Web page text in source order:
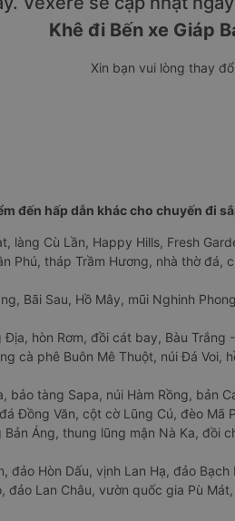
Khê đi Bến xe Giáp
Xin bạn vui lòng thay
đến hấp dẫn khác cho chuyến đi
làng Cù Lần, Happy Hills, Fresh
Phú, tháp Trầm Hương, nhà thờ đá,
Bãi Sau, Hồ Mây, mũi Nghinh
Địa, hòn Rơm, đồi cát bay, Bàu Trắng
cà phê Buôn Mê Thuột, núi Đá Voi,
bảo tàng Sapa, núi Hàm Rồng, bản
Đồng Văn, cột cờ Lũng Cú, đèo Mã
Bản Áng, thung lũng mận Nà Ka, đồi
đảo Hòn Dấu, vịnh Lan Hạ, đảo
đảo Lan Châu, vườn quốc gia Pù